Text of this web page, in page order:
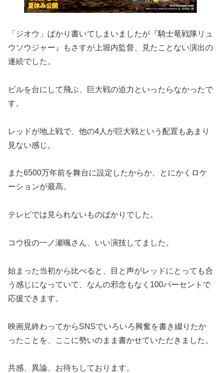
「ジオウ」ばかり書いてしまいましたが『騎士竜戦隊リュ
ウソウジャー』もさすが上堀内監督、見たことない演出の
連続でした。
ビルを台にして飛ぶ、巨大戦の迫力といったらなかったで
す。
レッドが地上戦で、他の4人が巨大戦という配置もあまり
見ない感じ。
また6500万年前を舞台に設定したからか、とにかくロケ
ーションが最高。
テレビでは見られないものばかりでした。
コウ役の一ノ瀬颯さん、いい演技してました。
始まった当初から比べると、目と声がレッドにとっても合
う感じになっていて、なんの邪念もなく100パーセントで
応援できます。
映画見終わってからSNSでいろいろ興奮を書き綴りたか
ったことを、ここに勢いのまま書かせていただきました。
共感、異論、お待ちしております。